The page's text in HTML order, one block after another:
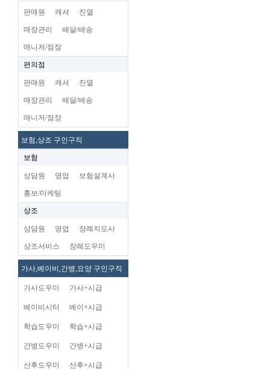
판매원 캐셔 진열
매장관리 배달/배송
매니저/점장
편의점
판매원 캐셔 진열
매장관리 배달/배송
매니저/점장
보험,상조 구인구직
보험
상담원 영업 보험설계사
홍보/마케팅
상조
상담원 영업 장례지도사
상조서비스 장례도우미
가사,베이비,간병,요양 구인구직
가사도우미 가사+시급
베이비시터 베이+시급
학습도우미 학습+시급
간병도우미 간병+시급
산후도우미 산후+시급